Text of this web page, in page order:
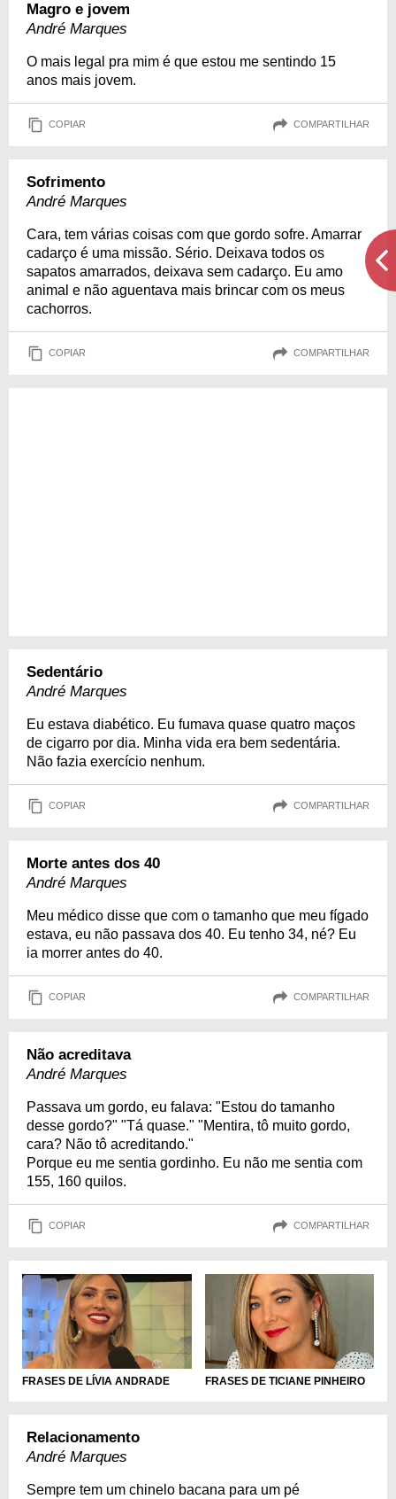
Magro e jovem
André Marques
O mais legal pra mim é que estou me sentindo 15
anos mais jovem.
COPIAR COMPARTILHAR
Sofrimento
André Marques
Cara, tem várias coisas com que gordo sofre. Amarrar
cadarço é uma missão. Sério. Deixava todos os
sapatos amarrados, deixava sem cadarço. Eu amo
animal e não aguentava mais brincar com os meus
cachorros.
COPIAR COMPARTILHAR
Sedentário
André Marques
Eu estava diabético. Eu fumava quase quatro maços
de cigarro por dia. Minha vida era bem sedentária.
Não fazia exercício nenhum.
COPIAR COMPARTILHAR
Morte antes dos 40
André Marques
Meu médico disse que com o tamanho que meu fígado
estava, eu não passava dos 40. Eu tenho 34, né? Eu
ia morrer antes do 40.
COPIAR COMPARTILHAR
Não acreditava
André Marques
Passava um gordo, eu falava: "Estou do tamanho
desse gordo?" "Tá quase." "Mentira, tô muito gordo,
cara? Não tô acreditando."
Porque eu me sentia gordinho. Eu não me sentia com
155, 160 quilos.
COPIAR COMPARTILHAR
FRASES DE LÍVIA ANDRADE FRASES DE TICIANE PINHEIRO
Relacionamento
André Marques
Sempre tem um chinelo bacana para um pé